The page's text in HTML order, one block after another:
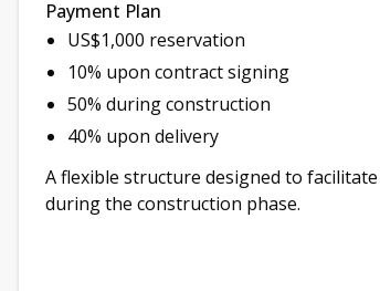
Payment Plan
US$1,000 reservation
10% upon contract signing
50% during construction
40% upon delivery
A flexible structure designed to
during the construction phase.